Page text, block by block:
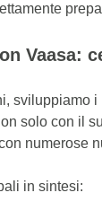
Vaasa:
sviluppiamo
solo con il
numerose
in sintesi: